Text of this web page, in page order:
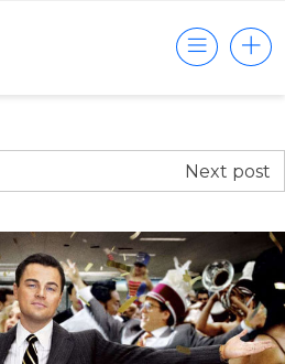
Next post